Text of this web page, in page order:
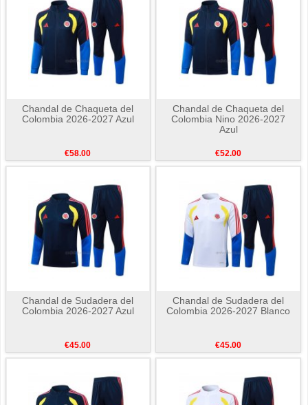
Chandal de Chaqueta del
Colombia 2026-2027 Azul
€58.00
Chandal de Chaqueta del
Colombia Nino 2026-2027
Azul
€52.00
Chandal de Sudadera del
Colombia 2026-2027 Azul
€45.00
Chandal de Sudadera del
Colombia 2026-2027 Blanco
€45.00